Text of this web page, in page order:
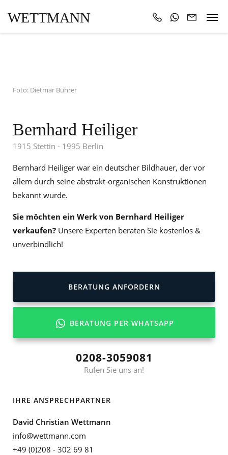
WETTMANN
Foto: Dietmar Bührer
Bernhard Heiliger
1915 Stettin - 1995 Berlin
Bernhard Heiliger war ein deutscher Bildhauer, der vor
allem durch seine abstrakt-organischen Konstruktionen
bekannt wurde.
Sie möchten ein Werk von Bernhard Heiliger
verkaufen? Unsere Experten beraten Sie kostenlos &
unverbindlich!
BERATUNG ANFORDERN
BERATUNG PER WHATSAPP
0208-3059081
Rufen Sie uns an!
IHRE ANSPRECHPARTNER
David Christian Wettmann
info@wettmann.com
+49 (0)208 - 302 69 81